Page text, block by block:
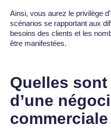
Ainsi, vous aurez le privilège
scénarios se rapportant aux
besoins des clients et les
être manifestées.
Quelles
d’une
commerciale